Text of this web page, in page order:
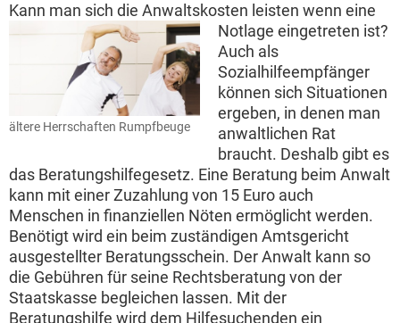
Kann man sich die Anwaltskosten leisten wenn eine
Notlage eingetreten ist?
ältere Herrschaften Rumpfbeuge
Auch als
Sozialhilfeempfänger
können sich Situationen
ergeben, in denen man
anwaltlichen Rat
braucht. Deshalb gibt es
das Beratungshilfegesetz. Eine Beratung beim Anwalt
kann mit einer Zuzahlung von 15 Euro auch
Menschen in finanziellen Nöten ermöglicht werden.
Benötigt wird ein beim zuständigen Amtsgericht
ausgestellter Beratungsschein. Der Anwalt kann so
die Gebühren für seine Rechtsberatung von der
Staatskasse begleichen lassen. Mit der
Beratungshilfe wird dem Hilfesuchenden ein